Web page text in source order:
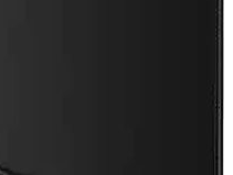
Ancak Vulkan desteği ve geçiş
Soğutucu Yüksek